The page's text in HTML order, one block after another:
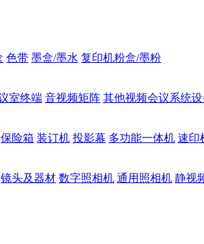
色带 墨盒/墨水 复印机粉盒/墨粉
室终端 音视频矩阵 其他视频会议系统设
保险箱 装订机 投影幕 多功能一体机 速印
镜头及器材 数字照相机 通用照相机 静视